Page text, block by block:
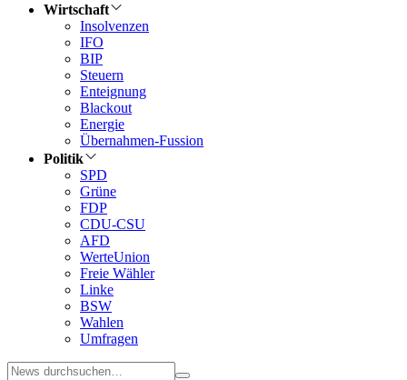
Wirtschaft
Insolvenzen
IFO
BIP
Steuern
Enteignung
Blackout
Energie
Übernahmen-Fussion
Politik
SPD
Grüne
FDP
CDU-CSU
AFD
WerteUnion
Freie Wähler
Linke
BSW
Wahlen
Umfragen